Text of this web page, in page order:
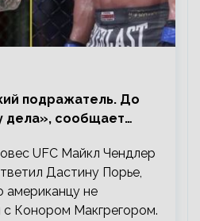
подражатель. До
дела», сообщает
UFC Майкл Чендлер
Дастину Порье,
американцу не
Конором Макгрегором.